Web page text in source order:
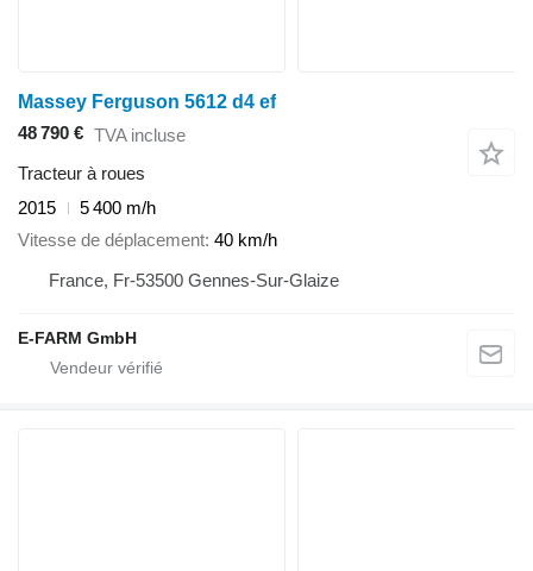
Massey Ferguson 5612 d4 ef
48 790 € TVA incluse
Tracteur à roues
2015
5 400 m/h
Vitesse de déplacement 40 km/h
France, Fr-53500 Gennes-Sur-Glaize
E-FARM GmbH